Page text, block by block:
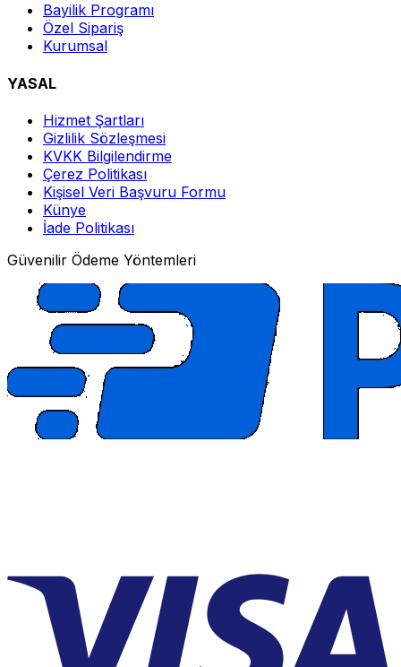
Bayilik Programı
Özel Sipariş
Kurumsal
YASAL
Hizmet Şartları
Gizlilik Sözleşmesi
KVKK Bilgilendirme
Çerez Politikası
Kişisel Veri Başvuru Formu
Künye
İade Politikası
Güvenilir Ödeme Yöntemleri